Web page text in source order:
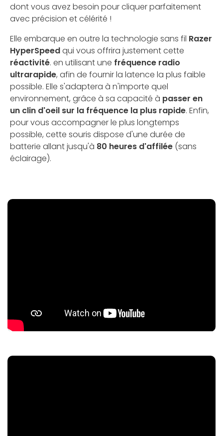
dont vous avez besoin pour cliquer parfaitement
avec précision et célérité !
Elle embarque en outre la technologie sans fil Razer
HyperSpeedqui vous offrira justement cette
réactivité. en utilisant une fréquence radio
ultrarapide, afin de fournir la latence la plus faible
possible. Elle s'adaptera à n'importe quel
environnement, grâce à sa capacité à passer en
un clin d'oeil sur la fréquence la plus rapide. Enfin,
pour vous accompagner le plus longtemps
possible, cette souris dispose d'une durée de
batterie allant jusqu'à 80 heures d'affilée (sans
éclairage).